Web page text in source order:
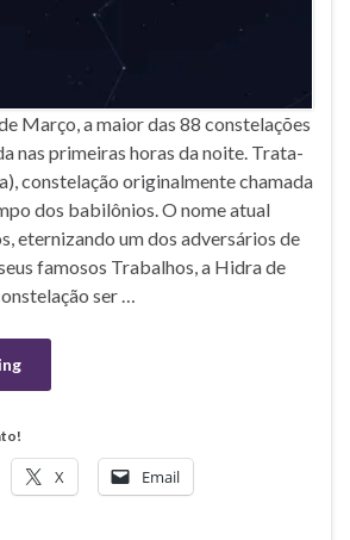
Março, a maior das 88 constelações
nas primeiras horas da noite. Trata-
constelação originalmente chamada
dos babilônios. O nome atual
eternizando um dos adversários de
famosos Trabalhos, a Hidra de
ser …
X Email